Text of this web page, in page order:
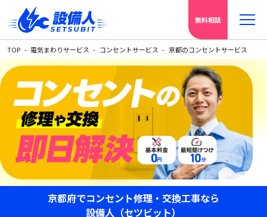
無料相談
TOP 電気まわりサービス コンセントサービス 京都のコンセントサービス
京都府でコンセント修理・交換工事なら
設備人（セツビット）